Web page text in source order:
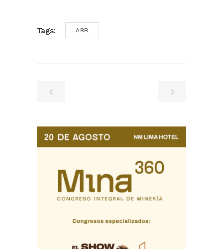
Tags: ABB